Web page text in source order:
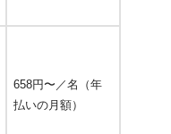
658円〜／名（年
払いの月額）